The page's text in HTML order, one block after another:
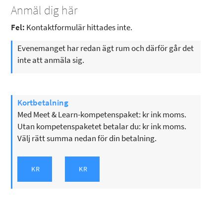
Anmäl dig här
Fel: Kontaktformulär hittades inte.
Evenemanget har redan ägt rum och därför går det
inte att anmäla sig.
Kortbetalning
Med Meet & Learn-kompetenspaket: kr ink moms.
Utan kompetenspaketet betalar du: kr ink moms.
Välj rätt summa nedan för din betalning.